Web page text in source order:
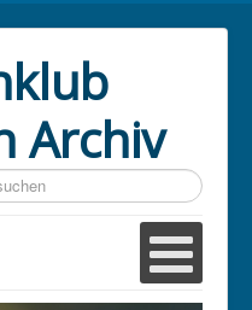
Archiv